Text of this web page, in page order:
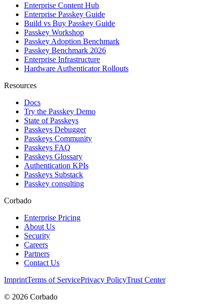
Enterprise Content Hub
Enterprise Passkey Guide
Build vs Buy Passkey Guide
Passkey Workshop
Passkey Adoption Benchmark
Passkey Benchmark 2026
Enterprise Infrastructure
Hardware Authenticator Rollouts
Resources
Docs
Try the Passkey Demo
State of Passkeys
Passkeys Debugger
Passkeys Community
Passkeys FAQ
Passkeys Glossary
Authentication KPIs
Passkeys Substack
Passkey consulting
Corbado
Enterprise Pricing
About Us
Security
Careers
Partners
Contact Us
ImprintTerms of ServicePrivacy PolicyTrust Center
© 2026 Corbado